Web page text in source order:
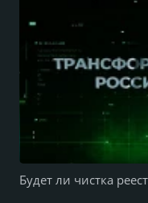
Будет ли чистка